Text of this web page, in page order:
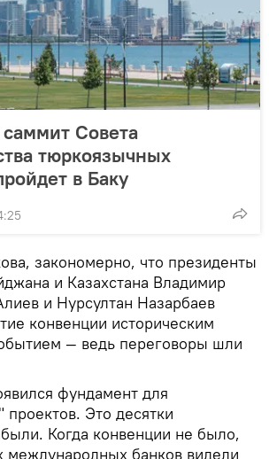
Совета
тюркоязычных
в Баку
закономерно, что президенты
и Казахстана Владимир
и Нурсултан Назарбаев
конвенции историческим
— ведь переговоры шли
фундамент для
Это десятки
Когда конвенции не было,
международных банков видели